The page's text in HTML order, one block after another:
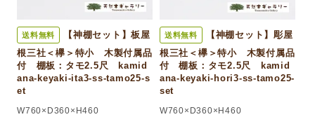
送料無料
【神棚セット】板屋
根三社＜欅＞特小 木製付属品
付 棚板：タモ2.5尺 kamid
ana-keyaki-ita3-ss-tamo25-s
et
W760×D360×H460
送料無料
【神棚セット】彫屋
根三社＜欅＞特小 木製付属品
付 棚板：タモ2.5尺 kamid
ana-keyaki-hori3-ss-tamo25-
set
W760×D360×H460